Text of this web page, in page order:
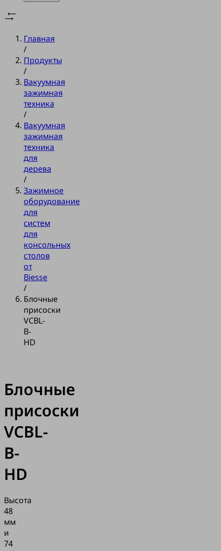
Главная
/
Продукты
/
Вакуумная
зажимная
техника
/
Вакуумная
зажимная
техника
для
дерева
/
Зажимное
оборудование
для
систем
для
консольных
столов
от
Biesse
/
Блочные
присоски
VCBL-
B-
HD
Блочные
присоски
VCBL-
B-
HD
Высота
48
мм
и
74